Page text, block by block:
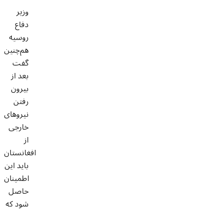
وزیر
دفاع
روسیه
هم‌چنین
گفت
بعد از
بیرون
رفتن
نیروهای
خارجی
از
افغانستان
باید این
اطمینان
حاصل
شود که